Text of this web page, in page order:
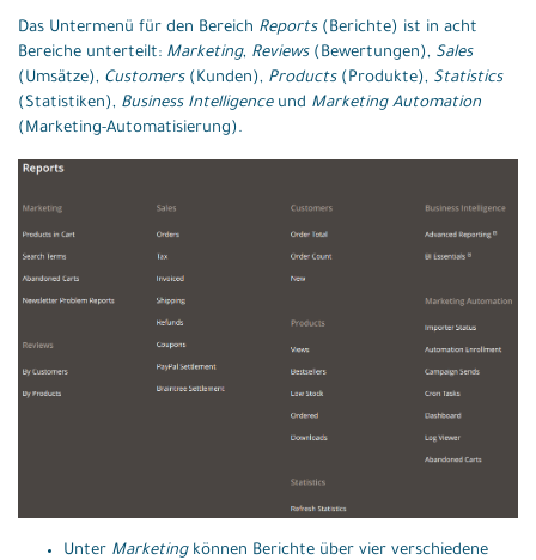
Das Untermenü für den Bereich Reports(Berichte) ist in acht
Bereiche unterteilt: Marketing, Reviews(Bewertungen), Sales
(Umsätze), Customers(Kunden), Products(Produkte), Statistics
(Statistiken), Business Intelligenceund Marketing Automation
(Marketing-Automatisierung).
Unter Marketingkönnen Berichte über vier verschiedene